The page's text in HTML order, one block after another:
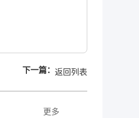
下一篇： 返回列表
更多